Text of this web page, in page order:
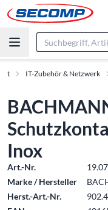
IT-Zubehör & Netzwerk
Inox
Art.-Nr.
Marke / Hersteller
Herst.-Art.-Nr.